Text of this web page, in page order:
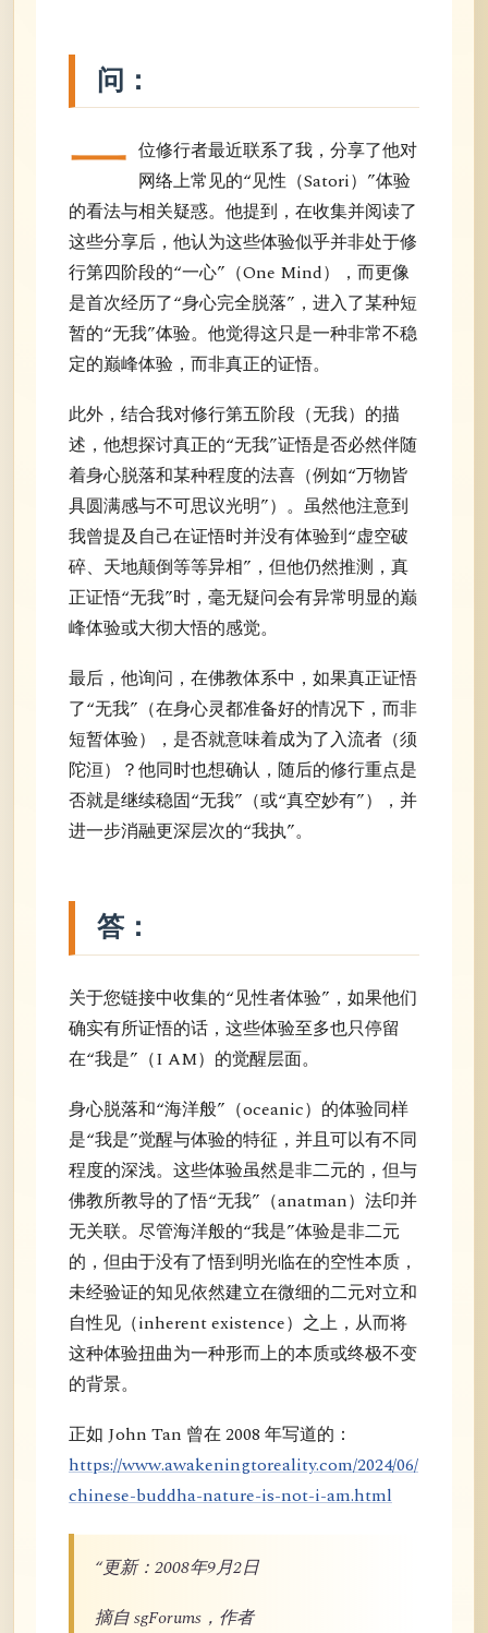
问：
一 位修行者最近联系了我，分享了他对
网络上常见的“见性（Satori）”体验
的看法与相关疑惑。他提到，在收集并阅读了
这些分享后，他认为这些体验似乎并非处于修
行第四阶段的“一心”（One Mind），而更像
是首次经历了“身心完全脱落”，进入了某种短
暂的“无我”体验。他觉得这只是一种非常不稳
定的巅峰体验，而非真正的证悟。
此外，结合我对修行第五阶段（无我）的描
述，他想探讨真正的“无我”证悟是否必然伴随
着身心脱落和某种程度的法喜（例如“万物皆
具圆满感与不可思议光明”）。虽然他注意到
我曾提及自己在证悟时并没有体验到“虚空破
碎、天地颠倒等等异相”，但他仍然推测，真
正证悟“无我”时，毫无疑问会有异常明显的巅
峰体验或大彻大悟的感觉。
最后，他询问，在佛教体系中，如果真正证悟
了“无我”（在身心灵都准备好的情况下，而非
短暂体验），是否就意味着成为了入流者（须
陀洹）？他同时也想确认，随后的修行重点是
否就是继续稳固“无我”（或“真空妙有”），并
进一步消融更深层次的“我执”。
答：
关于您链接中收集的“见性者体验”，如果他们
确实有所证悟的话，这些体验至多也只停留
在“我是”（I AM）的觉醒层面。
身心脱落和“海洋般”（oceanic）的体验同样
是“我是”觉醒与体验的特征，并且可以有不同
程度的深浅。这些体验虽然是非二元的，但与
佛教所教导的了悟“无我”（anatman）法印并
无关联。尽管海洋般的“我是”体验是非二元
的，但由于没有了悟到明光临在的空性本质，
未经验证的知见依然建立在微细的二元对立和
自性见（inherent existence）之上，从而将
这种体验扭曲为一种形而上的本质或终极不变
的背景。
正如 John Tan 曾在 2008 年写道的：
https://www.awakeningtoreality.com/2024/06/
chinese-buddha-nature-is-not-i-am.html
“更新：2008年9月2日
摘自 sgForums，作者